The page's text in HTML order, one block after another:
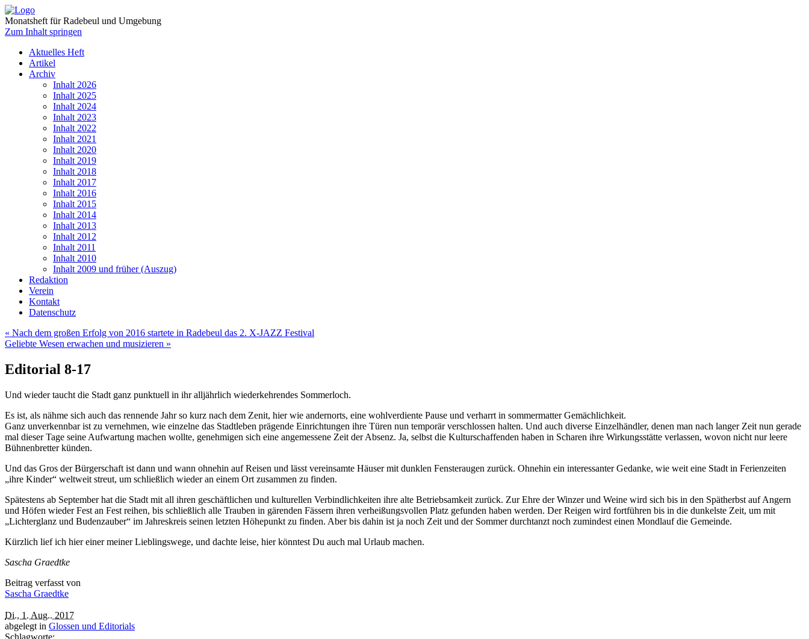
Monatsheft für Radebeul und Umgebung
Zum Inhalt springen
Aktuelles Heft
Artikel
Archiv
Inhalt 2026
Inhalt 2025
Inhalt 2024
Inhalt 2023
Inhalt 2022
Inhalt 2021
Inhalt 2020
Inhalt 2019
Inhalt 2018
Inhalt 2017
Inhalt 2016
Inhalt 2015
Inhalt 2014
Inhalt 2013
Inhalt 2012
Inhalt 2011
Inhalt 2010
Inhalt 2009 und früher (Auszug)
Redaktion
Verein
Kontakt
Datenschutz
« Nach dem großen Erfolg von 2016 startete in Radebeul das 2. X-JAZZ Festival
Geliebte Wesen erwachen und musizieren »
Editorial 8-17
Und wieder taucht die Stadt ganz punktuell in ihr alljährlich wiederkehrendes Sommerloch.
Es ist, als nähme sich auch das rennende Jahr so kurz nach dem Zenit, hier wie andernorts, eine wohlverdiente Pause und verharrt in sommermatter Gemächlichkeit.
Ganz unverkennbar ist zu vernehmen, wie einzelne das Stadtleben prägende Einrichtungen ihre Türen nun temporär verschlossen halten. Und auch diverse Einzelhändler, denen man nach langer Zeit nun gerade
mal dieser Tage seine Aufwartung machen wollte, genehmigen sich eine angemessene Zeit der Absenz. Ja, selbst die Kulturschaffenden haben in Scharen ihre Wirkungsstätte verlassen, wovon nicht nur leere
Bühnenbretter künden.
Und das Gros der Bürgerschaft ist dann und wann ohnehin auf Reisen und lässt vereinsamte Häuser mit dunklen Fensteraugen zurück. Ohnehin ein interessanter Gedanke, wie weit eine Stadt in Ferienzeiten
„ihre Kinder“ weltweit streut, um schließlich wieder an einem Ort zusammen zu finden.
Spätestens ab September hat die Stadt mit all ihren geschäftlichen und kulturellen Verbindlichkeiten ihre alte Betriebsamkeit zurück. Zur Ehre der Winzer und Weine wird sich bis in den Spätherbst auf Angern
und Höfen wieder Fest an Fest reihen, bis schließlich alle Trauben in gärenden Fässern ihren verheißungsvollen Platz gefunden haben werden. Der Reigen wird fortführen bis in die dunkelste Zeit, um mit
„Lichterglanz und Budenzauber“ im Jahreskreis seinen letzten Höhepunkt zu finden. Aber bis dahin ist ja noch Zeit und der Sommer durchtanzt noch zumindest einen Mondlauf die Gemeinde.
Kürzlich lief ich hier einer meiner Lieblingswege, und dachte leise, hier könntest Du auch mal Urlaub machen.
Sascha Graedtke
Beitrag verfasst von
Sascha Graedtke
Di., 1. Aug.. 2017
abgelegt in Glossen und Editorials
Schlagworte: